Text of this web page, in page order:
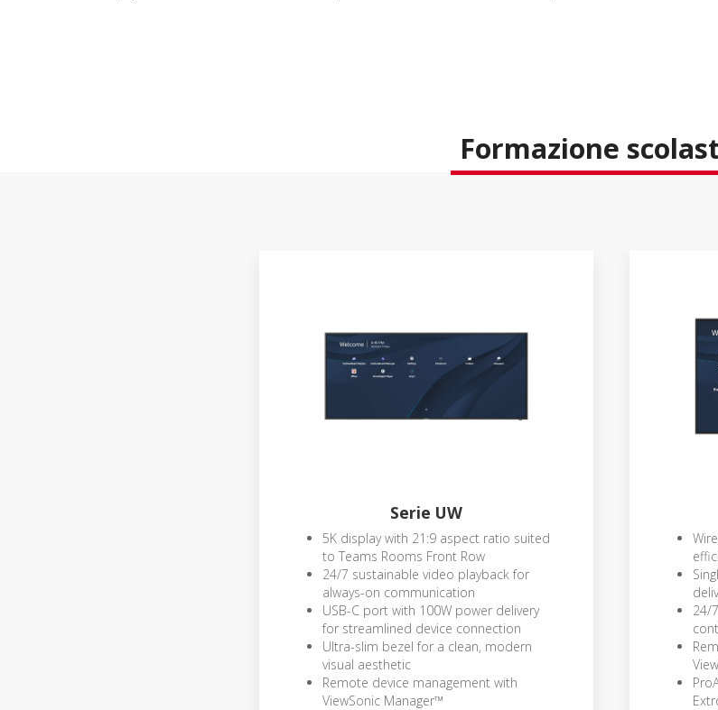
Formazione
Serie UW
5K display with 21:9 aspect ratio suited
to Teams Rooms Front Row
24/7 sustainable video playback for
always-on communication
USB-C port with 100W power delivery
for streamlined device connection
Ultra-slim bezel for a clean, modern
visual aesthetic
Remote device management with
ViewSonic Manager™
24/